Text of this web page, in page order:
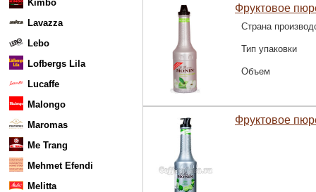
Kimbo
Lavazza
Lebo
Lofbergs Lila
Lucaffe
Malongo
Maromas
Me Trang
Mehmet Efendi
Melitta
Фруктовое
Страна
Тип упаковки
Объем
Фруктовое